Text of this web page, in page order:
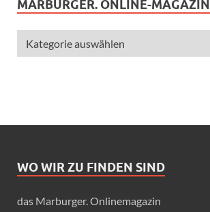
MARBURGER. ONLINE-MAGAZIN
WO WIR ZU FINDEN SIND
das Marburger. Onlinemagazin